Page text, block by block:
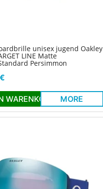
unisex jugend Oakley
LINE Matte
Persimmon
WARENKORB MORE